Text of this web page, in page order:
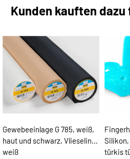
Kunden kauften
Gewebeeinlage G 785, weiß,
haut und schwarz, Vlieseline
weiß
türkis